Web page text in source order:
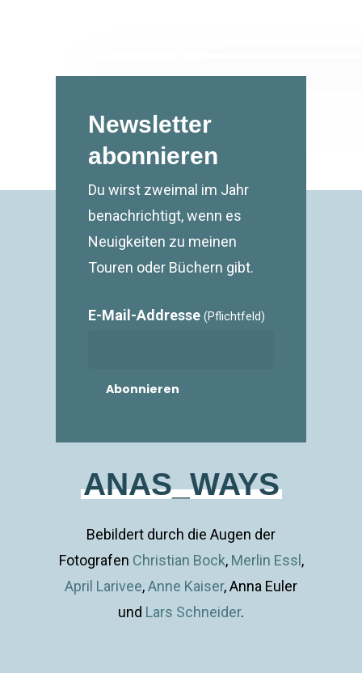
Newsletter
abonnieren
Du wirst zweimal im Jahr
benachrichtigt, wenn es
Neuigkeiten zu meinen
Touren oder Büchern gibt.
E-Mail-Addresse (Pflichtfeld)
ANAS_WAYS
Bebildert durch die Augen der
Fotografen Christian Bock, Merlin Essl ,
April Larivee,Anne Kaiser, Anna Euler
und Lars Schneider.